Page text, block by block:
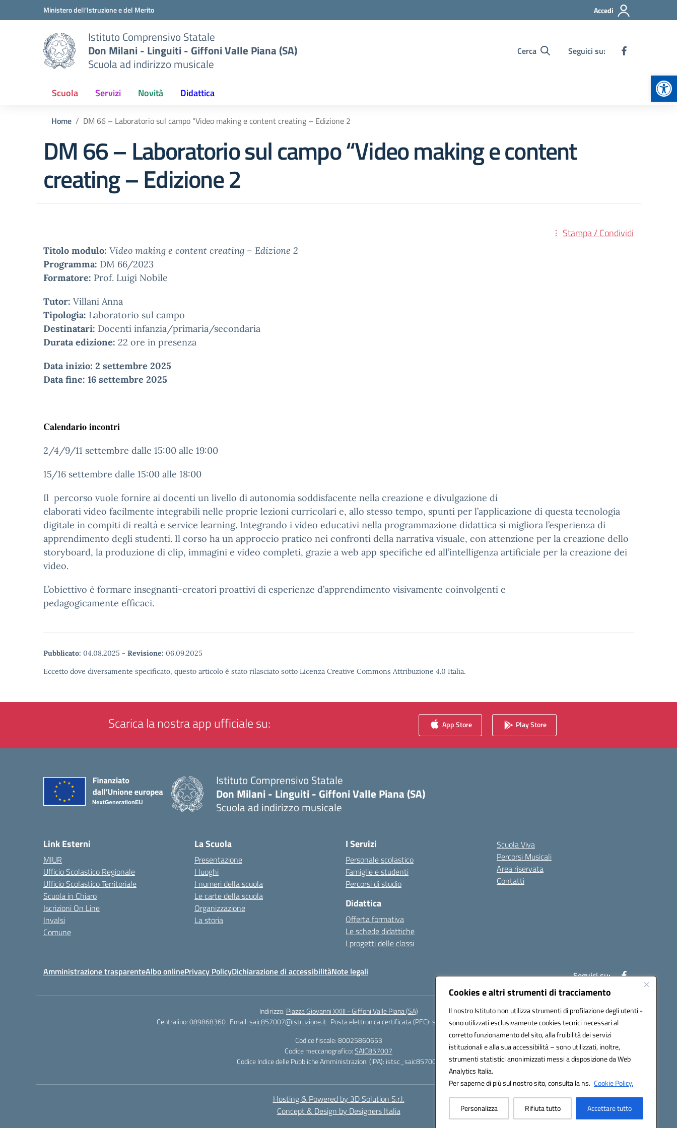
Cookies e altri strumenti di tracciamento
Il nostro Istituto non utilizza strumenti di profilazione degli utenti -
sono utilizzati esclusivamente cookies tecnici necessari al
corretto funzionamento del sito, alla fruibilità dei servizi
istituzionali e alla sua accessibilità – sono utilizzati, inoltre,
strumenti statistici anonimizzati messi a disposizione da Web
Analytics Italia.
Per saperne di più sul nostro sito, consulta la ns. Cookie Policy.
Personalizza Rifiuta tutto Accettare tutto
Vai ai contenuti
Vai al menu di navigazioneMinistero dell'Istruzione e del Merito Accedi
Istituto Comprensivo Statale
Don Milani - Linguiti - Giffoni Valle Piana (SA)
Scuola ad indirizzo musicale
Cerca Seguici su:
Scuola Servizi Novità Didattica
Home DM 66 – Laboratorio sul campo “Video making e content creating – Edizione 2
DM 66 – Laboratorio sul campo “Video making e content
creating – Edizione 2
Stampa / Condividi
Titolo modulo: Video making e content creating – Edizione 2
Programma: DM 66/2023
Formatore: Prof. Luigi Nobile
Tutor: Villani Anna
Tipologia: Laboratorio sul campo
Destinatari: Docenti infanzia/primaria/secondaria
Durata edizione: 22 ore in presenza
Data inizio: 2 settembre 2025
Data fine: 16 settembre 2025
Calendario incontri
2/4/9/11 settembre dalle 15:00 alle 19:00
15/16 settembre dalle 15:00 alle 18:00
Il percorso vuole fornire ai docenti un livello di autonomia soddisfacente nella creazione e divulgazione di
elaborati video facilmente integrabili nelle proprie lezioni curricolari e, allo stesso tempo, spunti per l’applicazione di questa tecnologia
digitale in compiti di realtà e service learning. Integrando i video educativi nella programmazione didattica si migliora l’esperienza di
apprendimento degli studenti. Il corso ha un approccio pratico nei confronti della narrativa visuale, con attenzione per la creazione dello
storyboard, la produzione di clip, immagini e video completi, grazie a web app specifiche ed all’intelligenza artificiale per la creazione dei
video.
L’obiettivo è formare insegnanti-creatori proattivi di esperienze d’apprendimento visivamente coinvolgenti e
pedagogicamente efficaci.
Pubblicato: 04.08.2025 - Revisione: 06.09.2025
Eccetto dove diversamente specificato, questo articolo è stato rilasciato sotto Licenza Creative Commons Attribuzione 4.0 Italia.
Scarica la nostra app ufficiale su: App Store Play Store
Istituto Comprensivo Statale
Don Milani - Linguiti - Giffoni Valle Piana (SA)
Scuola ad indirizzo musicale
Link Esterni
MIUR
Ufficio Scolastico Regionale
Ufficio Scolastico Territoriale
Scuola in Chiaro
Iscrizioni On Line
Invalsi
Comune
La Scuola
Presentazione
I luoghi
I numeri della scuola
Le carte della scuola
Organizzazione
La storia
I Servizi
Personale scolastico
Famiglie e studenti
Percorsi di studio
Didattica
Offerta formativa
Le schede didattiche
I progetti delle classi
Scuola Viva
Percorsi Musicali
Area riservata
Contatti
Amministrazione trasparenteAlbo onlinePrivacy PolicyDichiarazione di accessibilitàNote legali Seguici su:
Indirizzo: Piazza Giovanni XXIII - Giffoni Valle Piana (SA)
Centralino:089868360 Email:saic857007@istruzione.it Posta elettronica certificata (PEC):saic857007@pec.istruzione.it
Codice fiscale: 80025860653
Codice meccanografico:SAIC857007
Codice Indice delle Pubbliche Amministrazioni (IPA): istsc_saic857007
Hosting & Powered by 3D Solution S.r.l.
Concept & Design by Designers Italia